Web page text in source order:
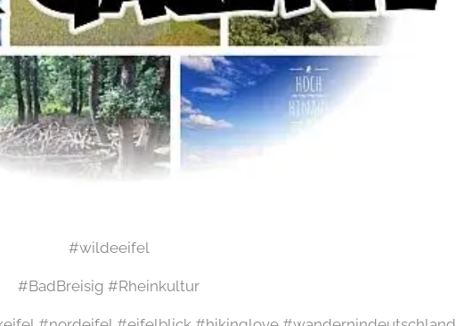
#wildeeifel
#BadBreisig #Rheinkultur